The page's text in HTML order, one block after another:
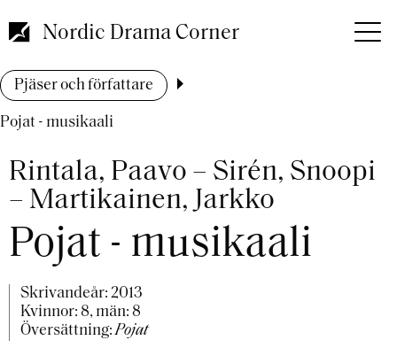
till
huvudinnehåll
Nordic Drama Corner
Länkstig
Pjäser och författare
Pojat - musikaali
Rintala, Paavo – Sirén, Snoopi
– Martikainen, Jarkko
Pojat - musikaali
Skrivandeår: 2013
Kvinnor: 8, män: 8
Översättning:Pojat